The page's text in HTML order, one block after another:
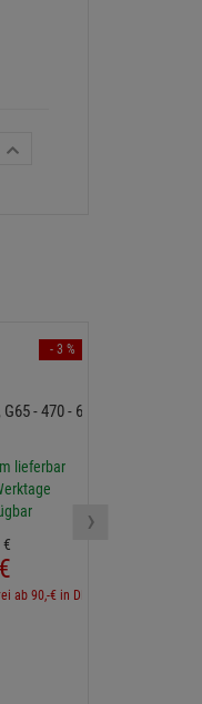
- 470 - 606 MHz
lieferbar
€
€
ab 90,-€ in DE
- 3 %
›